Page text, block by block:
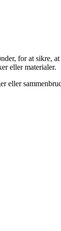
for at sikre,
eller materialer.